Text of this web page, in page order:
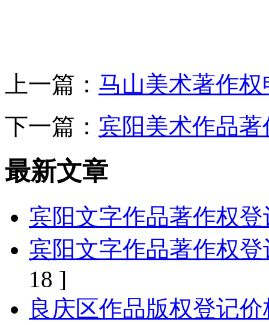
上一篇： 马山美术著作
下一篇： 宾阳美术作品
最新文章
宾阳文字作品著作权
宾阳文字作品著作权
18 ]
良庆区作品版权登记